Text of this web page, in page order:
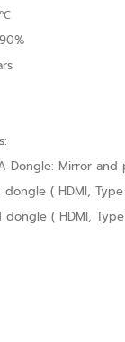
Dongle: Mirror
dongle ( HDMI,
dongle ( HDMI,